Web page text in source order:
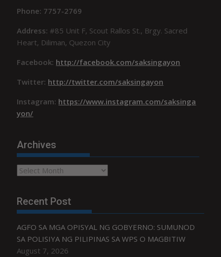
Phone: 7757-2769
Address:#85 Unit F, Scout Rallos St., Brgy. Sacred
Heart, Diliman, Quezon City
Facebook: http://facebook.com/saksingayon
Twitter: http://twitter.com/saksingayon
Instagram: https://www.instagram.com/saksinga
yon/
Archives
Archives
Recent Post
AGFO SA MGA OPISYAL NG GOBYERNO: SUMUNOD
SA POLISIYA NG PILIPINAS SA WPS O MAGBITIW
August 7, 2026